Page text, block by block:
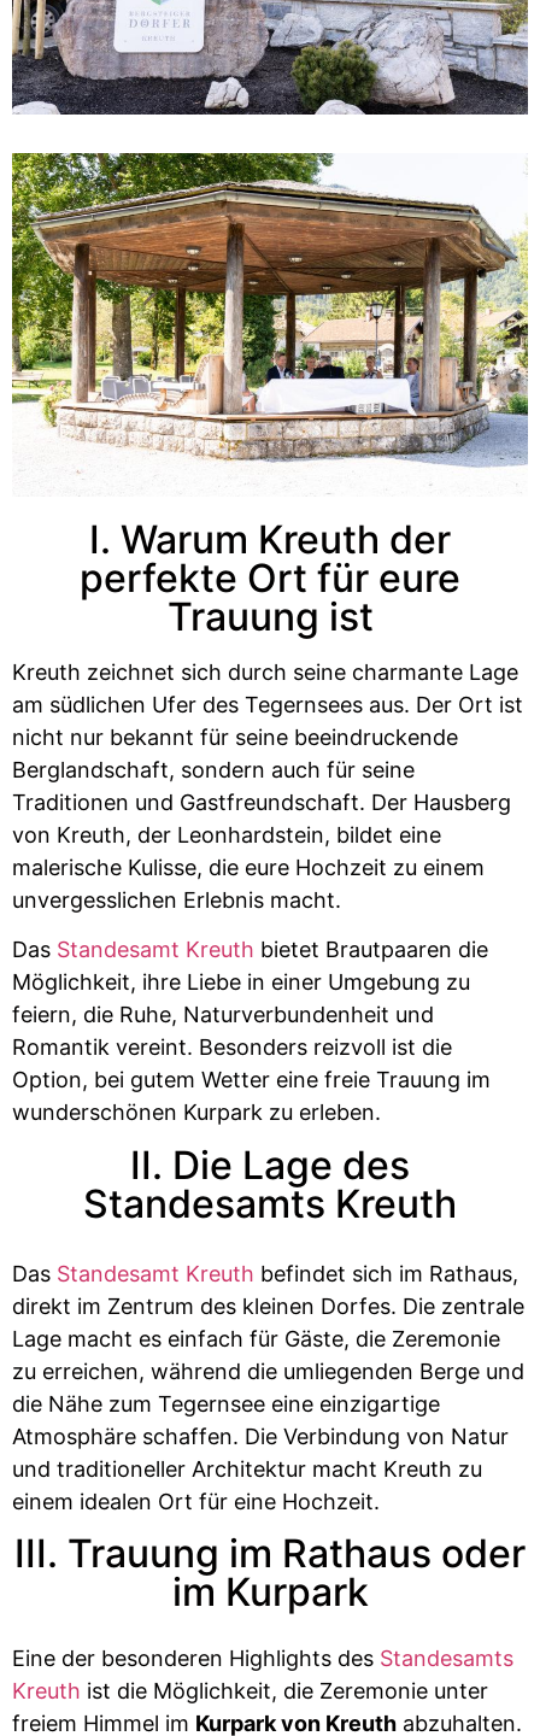
I. Warum Kreuth der
perfekte Ort für eure
Trauung ist
Kreuth zeichnet sich durch seine charmante Lage
am südlichen Ufer des Tegernsees aus. Der Ort ist
nicht nur bekannt für seine beeindruckende
Berglandschaft, sondern auch für seine
Traditionen und Gastfreundschaft. Der Hausberg
von Kreuth, der Leonhardstein, bildet eine
malerische Kulisse, die eure Hochzeit zu einem
unvergesslichen Erlebnis macht.
Das Standesamt Kreuth bietet Brautpaaren die
Möglichkeit, ihre Liebe in einer Umgebung zu
feiern, die Ruhe, Naturverbundenheit und
Romantik vereint. Besonders reizvoll ist die
Option, bei gutem Wetter eine freie Trauung im
wunderschönen Kurpark zu erleben.
II. Die Lage des
Standesamts Kreuth
Das Standesamt Kreuth befindet sich im Rathaus,
direkt im Zentrum des kleinen Dorfes. Die zentrale
Lage macht es einfach für Gäste, die Zeremonie
zu erreichen, während die umliegenden Berge und
die Nähe zum Tegernsee eine einzigartige
Atmosphäre schaffen. Die Verbindung von Natur
und traditioneller Architektur macht Kreuth zu
einem idealen Ort für eine Hochzeit.
III. Trauung im Rathaus oder
im Kurpark
Eine der besonderen Highlights des Standesamts
Kreuth ist die Möglichkeit, die Zeremonie unter
freiem Himmel im Kurpark von Kreuth abzuhalten.